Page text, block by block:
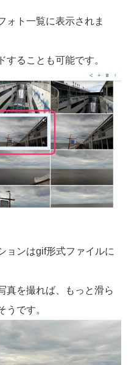
ォト一覧に表示されま
することも可能です。
ョンはgif形式ファイルに
真を撮れば、もっと滑ら
うです。